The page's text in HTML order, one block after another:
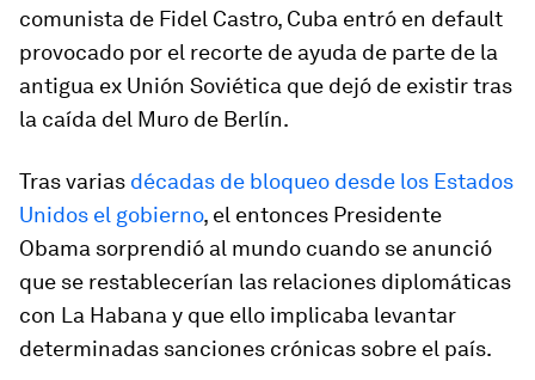
comunista de Fidel Castro, Cuba entró en default
provocado por el recorte de ayuda de parte de la
antigua ex Unión Soviética que dejó de existir tras
la caída del Muro de Berlín.
Tras varias décadas de bloqueo desde los Estados
Unidos el gobierno, el entonces Presidente
Obama sorprendió al mundo cuando se anunció
que se restablecerían las relaciones diplomáticas
con La Habana y que ello implicaba levantar
determinadas sanciones crónicas sobre el país.